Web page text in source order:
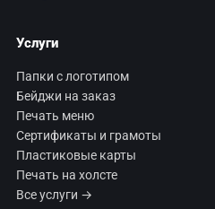
Услуги
Папки с логотипом
Бейджи на заказ
Печать меню
Сертификаты и грамоты
Пластиковые карты
Печать на холсте
Все услуги →